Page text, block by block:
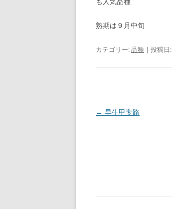
熟期は９月中旬
カテゴリー:品種 | 投稿日:
投
← 早生甲斐路